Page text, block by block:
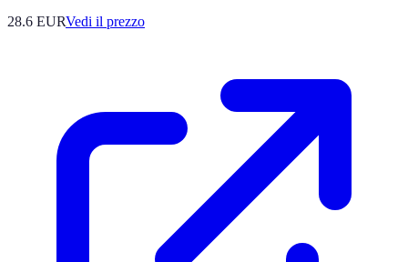
28.6 EURVedi il prezzo